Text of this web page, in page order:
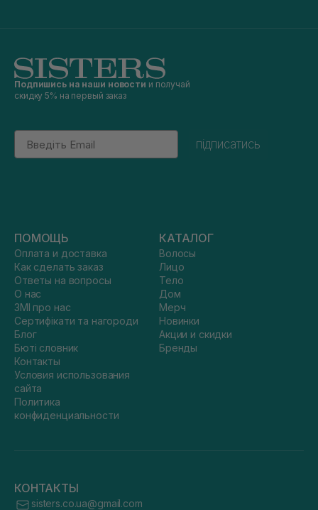
Подпишись на наши новости и получай
скидку 5% на первый заказ
Email
підписатись
ПОМОЩЬ
Оплата и доставка
Как сделать заказ
Ответы на вопросы
О нас
ЗМІ про нас
Сертифікати та нагороди
Блог
Бюті словник
Контакты
Условия использования
сайта
Политика
конфиденциальности
КАТАЛОГ
Волосы
Лицо
Тело
Дом
Мерч
Новинки
Акции и скидки
Бренды
КОНТАКТЫ
sisters.co.ua@gmail.com